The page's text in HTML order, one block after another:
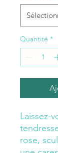
Quantité *
Laissez-
rose,